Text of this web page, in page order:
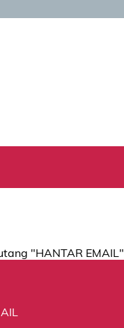
"HANTAR EMAIL"